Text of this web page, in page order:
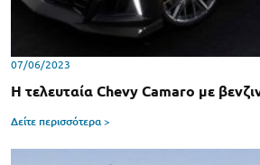
07/06/2023
Η τελευταία Chevy Camaro με
Δείτε περισσότερα >